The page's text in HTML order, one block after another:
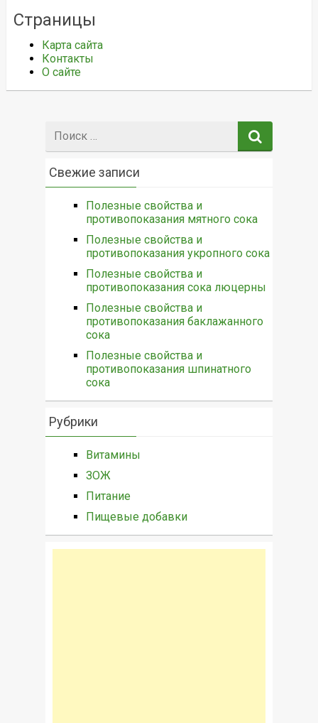
Страницы
Карта сайта
Контакты
О сайте
Поиск:
Свежие записи
Полезные свойства и
противопоказания мятного сока
Полезные свойства и
противопоказания укропного сока
Полезные свойства и
противопоказания сока люцерны
Полезные свойства и
противопоказания баклажанного
сока
Полезные свойства и
противопоказания шпинатного
сока
Рубрики
Витамины
ЗОЖ
Питание
Пищевые добавки